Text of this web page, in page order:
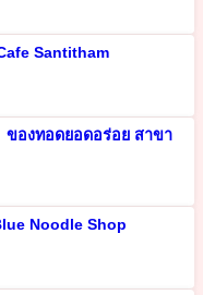
Santitham
ของทอดยอดอร่อย สาขา
Noodle Shop